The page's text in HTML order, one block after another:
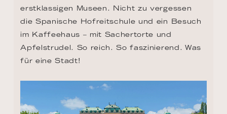
erstklassigen Museen. Nicht zu vergessen
die Spanische Hofreitschule und ein Besuch
im Kaffeehaus – mit Sachertorte und
Apfelstrudel. So reich. So faszinierend. Was
für eine Stadt!